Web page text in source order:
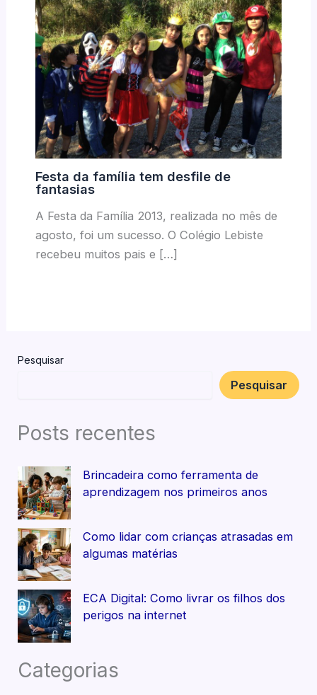
Festa da família tem desfile de
fantasias
A Festa da Família 2013, realizada no mês de
agosto, foi um sucesso. O Colégio Lebiste
recebeu muitos pais e […]
Pesquisar
Pesquisar
Posts recentes
Brincadeira como ferramenta de
aprendizagem nos primeiros anos
Como lidar com crianças atrasadas em
algumas matérias
ECA Digital: Como livrar os filhos dos
perigos na internet
Categorias